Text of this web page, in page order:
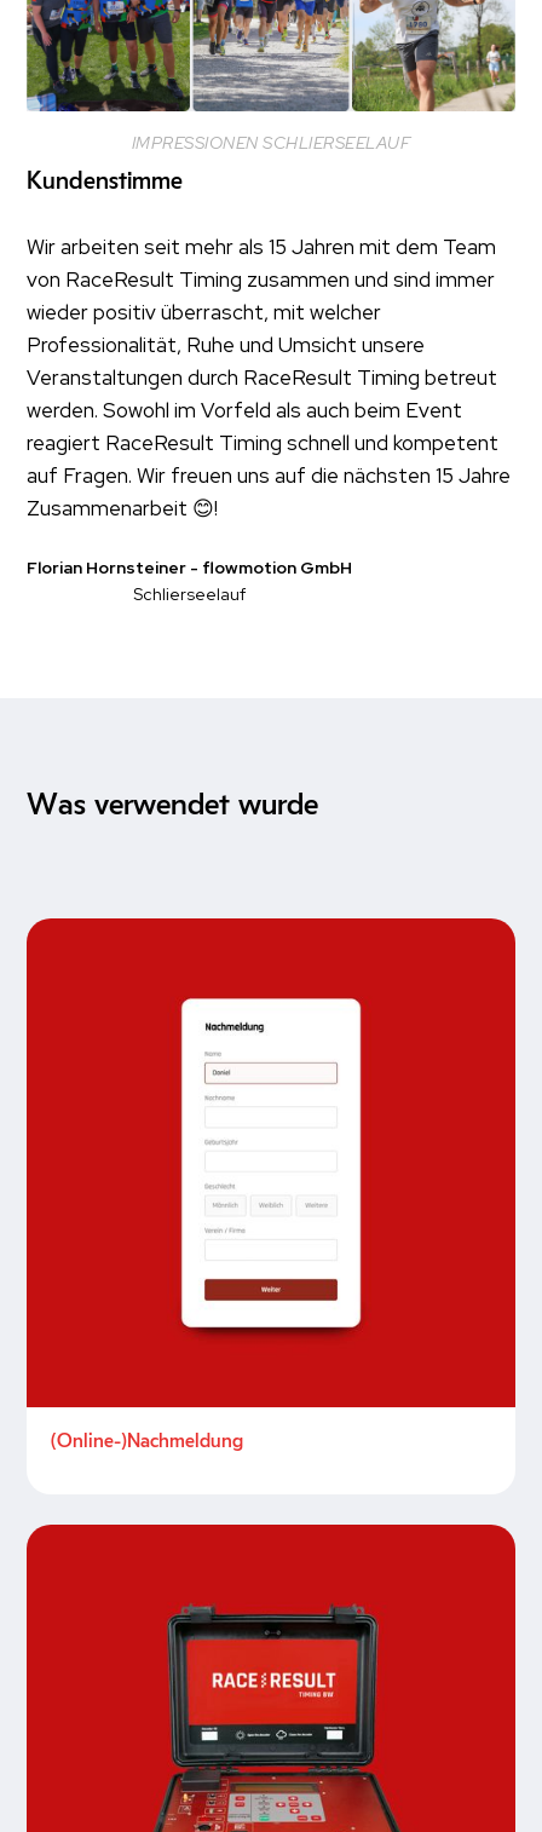
IMPRESSIONEN SCHLIERSEELAUF
Kundenstimme
Wir arbeiten seit mehr als 15 Jahren mit dem Team
von RaceResult Timing zusammen und sind immer
wieder positiv überrascht, mit welcher
Professionalität, Ruhe und Umsicht unsere
Veranstaltungen durch RaceResult Timing betreut
werden. Sowohl im Vorfeld als auch beim Event
reagiert RaceResult Timing schnell und kompetent
auf Fragen. Wir freuen uns auf die nächsten 15 Jahre
Zusammenarbeit 😊!
Florian Hornsteiner - flowmotion GmbH
Schlierseelauf
Was verwendet wurde
(Online-)Nachmeldung